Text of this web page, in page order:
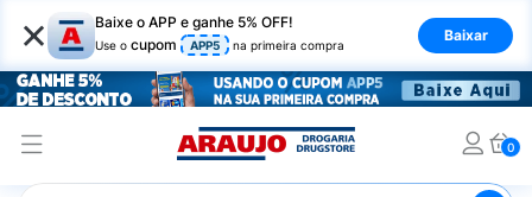
× Baixe o APP e ganhe 5% OFF!
Use o cupom APP5 na primeira compra
Baixar
0